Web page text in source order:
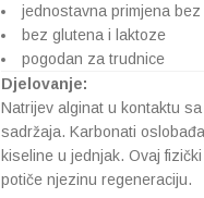
jednostavna primjena bez
bez glutena i laktoze
pogodan za trudnice
Djelovanje:
Natrijev alginat u kontaktu
sadržaja. Karbonati
kiseline u jednjak. Ovaj
potiče njezinu regeneraciju.